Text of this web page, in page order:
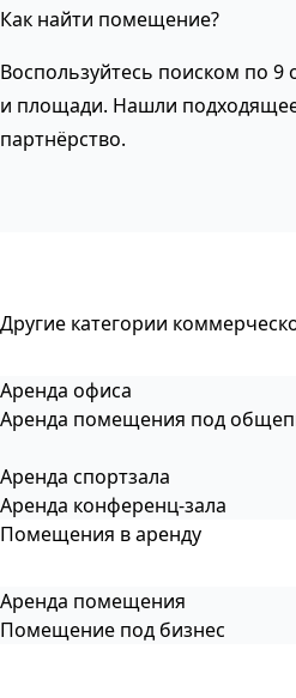
Как найти помещение?
Воспользуйтесь поиском по
и площади. Нашли
партнёрство.
Другие категории
Аренда офиса
Аренда помещения под
Аренда спортзала
Аренда конференц-зала
Помещения в аренду
Аренда помещения
Помещение под бизнес